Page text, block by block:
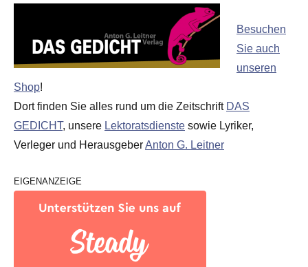
Besuchen
Sie auch
unseren
Shop!
Dort finden Sie alles rund um die Zeitschrift DAS
GEDICHT, unsere Lektoratsdienste sowie Lyriker,
Verleger und HerausgeberAnton G. Leitner
EIGENANZEIGE